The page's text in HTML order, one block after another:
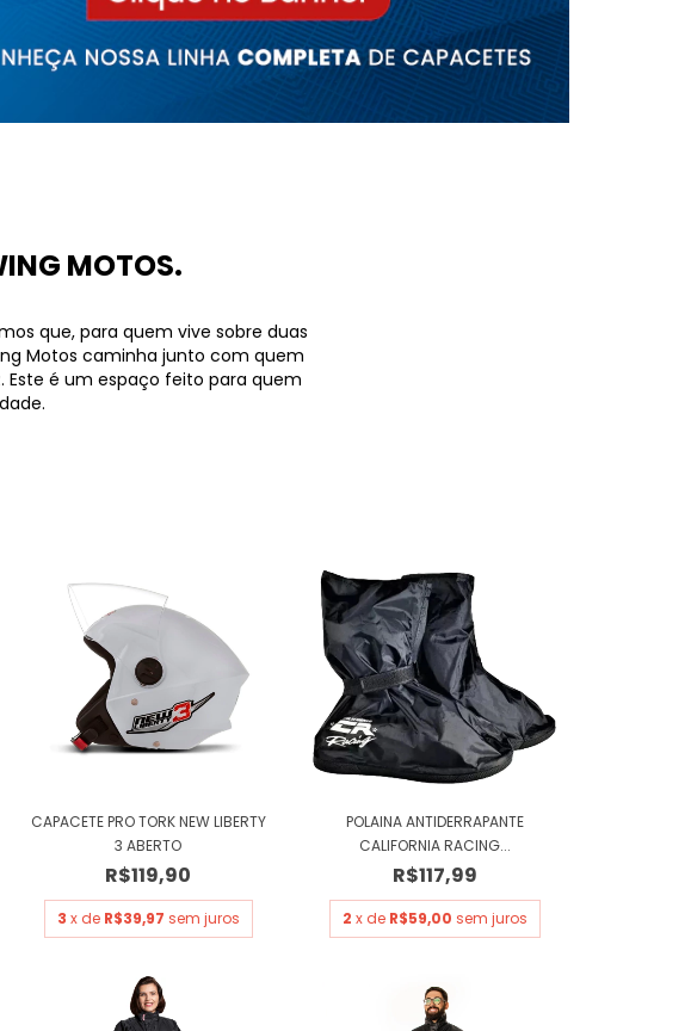
MOTOS.
que, para quem vive sobre duas
Motos caminha junto com quem
Este é um espaço feito para quem
CAPACETE PRO TORK NEW LIBERTY
3 ABERTO
R$119,90
3 x de R$39,97 sem juros
POLAINA ANTIDERRAPANTE
CALIFORNIA RACING...
R$117,99
2 x de R$59,00 sem juros